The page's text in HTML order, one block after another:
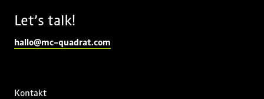
Let’s talk!
hallo@mc-quadrat.com
Kontakt